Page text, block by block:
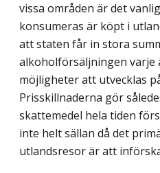
vissa områden är det
konsumeras är köpt i
att staten får in stora
alkoholförsäljningen varje
möjligheter att utvecklas
Prisskillnaderna gör
skattemedel hela tiden
inte helt sällan då det
utlandsresor är att